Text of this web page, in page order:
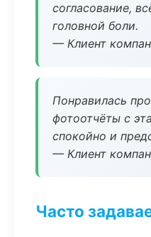
согласование,
головной боли.
— Клиент
Понравилась
фотоотчёты с
спокойно и
— Клиент
Часто